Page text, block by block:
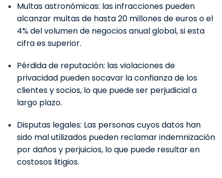
Multas astronómicas: las infracciones pueden
alcanzar multas de hasta 20 millones de euros o el
4% del volumen de negocios anual global, si esta
cifra es superior.
Pérdida de reputación: las violaciones de
privacidad pueden socavar la confianza de los
clientes y socios, lo que puede ser perjudicial a
largo plazo.
Disputas legales: Las personas cuyos datos han
sido mal utilizados pueden reclamar indemnización
por daños y perjuicios, lo que puede resultar en
costosos litigios.